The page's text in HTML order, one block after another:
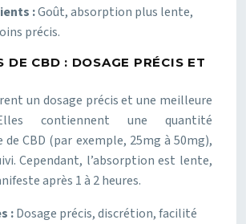
:Goût, absorption plus lente,
précis.
DE CBD : DOSAGE PRÉCIS ET
un dosage précis et une meilleure
contiennent une quantité
CBD (par exemple, 25mg à 50mg),
Cependant, l’absorption est lente,
après 1 à 2 heures.
:Dosage précis, discrétion, facilité